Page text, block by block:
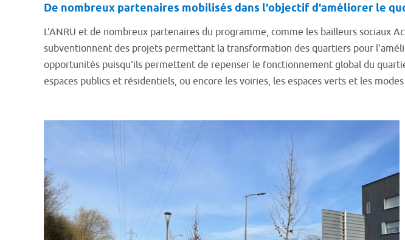
De nombreux partenaires mobilisés dans l'objectif d'améliorer le
L'ANRU et de nombreux partenaires du programme, comme les bailleurs sociaux
subventionnent des projets permettant la transformation des quartiers pour
opportunités puisqu'ils permettent de repenser le fonctionnement global du
espaces publics et résidentiels, ou encore les voiries, les espaces verts et les